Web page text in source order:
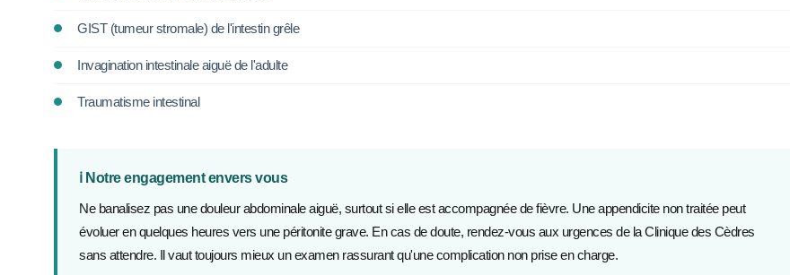
GIST (tumeur stromale) de l'intestin grêle
Invagination intestinale aiguë de l'adulte
Traumatisme intestinal
ℹ️ Notre engagement envers vous
Ne banalisez pas une douleur abdominale aiguë, surtout si elle est accompagnée de fièvre. Une appendicite non traitée peut
évoluer en quelques heures vers une péritonite grave. En cas de doute, rendez-vous aux urgences de la Clinique des Cèdres
sans attendre. Il vaut toujours mieux un examen rassurant qu'une complication non prise en charge.